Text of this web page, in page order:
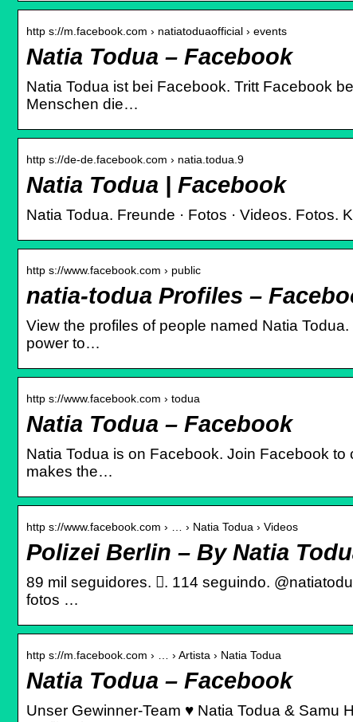
http s://m.facebook.com › natiatoduaofficial › events
Natia Todua – Facebook
Natia Todua ist bei Facebook. Tritt Facebook
Menschen die…
http s://de-de.facebook.com › natia.todua.9
Natia Todua | Facebook
Natia Todua. Freunde · Fotos · Videos.
http s://www.facebook.com › public
natia-todua Profiles –
View the profiles of people named Natia
power to…
http s://www.facebook.com › todua
Natia Todua – Facebook
Natia Todua is on Facebook. Join Facebook
makes the…
http s://www.facebook.com › … › Natia Todua › Videos
Polizei Berlin – By Natia
89 mil seguidores. 󱞋. 114 seguindo.
fotos …
http s://m.facebook.com › … › Artista › Natia Todua
Natia Todua – Facebook
Unser Gewinner-Team ♥ Natia Todua &